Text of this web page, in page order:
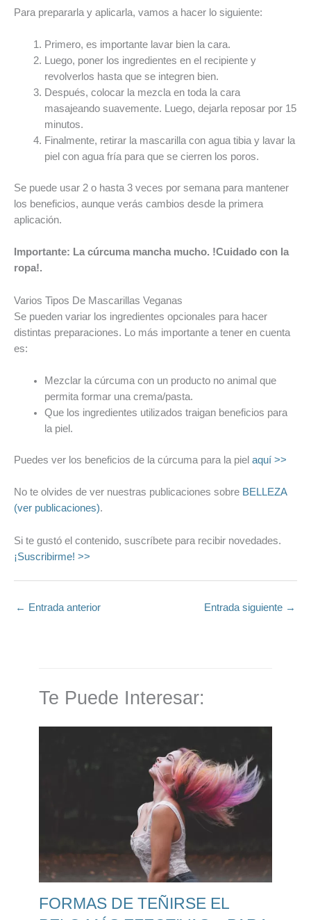
Para prepararla y aplicarla, vamos a hacer lo siguiente:
Primero, es importante lavar bien la cara.
Luego, poner los ingredientes en el recipiente y
revolverlos hasta que se integren bien.
Después, colocar la mezcla en toda la cara
masajeando suavemente. Luego, dejarla reposar por 15
minutos.
Finalmente, retirar la mascarilla con agua tibia y lavar la
piel con agua fría para que se cierren los poros.
Se puede usar 2 o hasta 3 veces por semana para mantener
los beneficios, aunque verás cambios desde la primera
aplicación.
Importante: La cúrcuma mancha mucho. !Cuidado con la
ropa!.
Varios Tipos De Mascarillas Veganas
Se pueden variar los ingredientes opcionales para hacer
distintas preparaciones. Lo más importante a tener en cuenta
es:
Mezclar la cúrcuma con un producto no animal que
permita formar una crema/pasta.
Que los ingredientes utilizados traigan beneficios para
la piel.
Puedes ver los beneficios de la cúrcuma para la piel aquí >>
No te olvides de ver nuestras publicaciones sobre BELLEZA
(ver publicaciones).
Si te gustó el contenido, suscríbete para recibir novedades.
¡Suscribirme! >>
← Entrada anterior Entrada siguiente →
Te Puede Interesar:
FORMAS DE TEÑIRSE EL